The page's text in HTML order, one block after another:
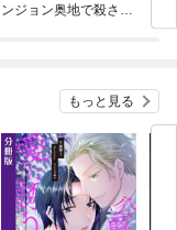
ンジョン奥地で殺され
れて元パーティーメン
バーと世界に復讐＆
もっと見る